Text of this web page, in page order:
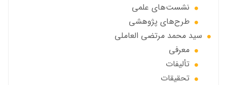
نشست‌های علمی
طرح‌های پژوهشی
سید محمد مرتضی العاملی
معرفی
تألیفات
تحقیقات